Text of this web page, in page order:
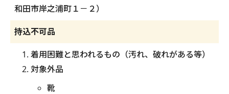
和田市岸之浦町１－２）
持込不可品
着用困難と思われるもの（汚れ、破れがある等）
対象外品
靴